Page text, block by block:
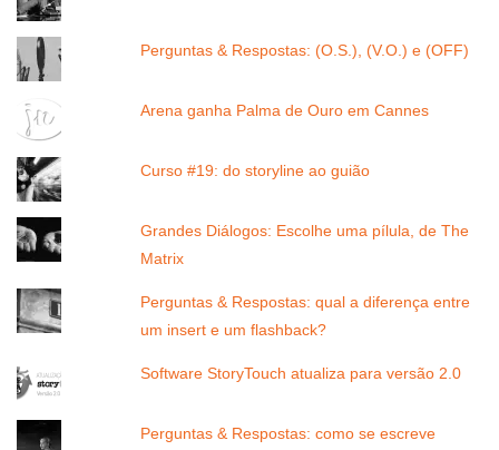
Perguntas & Respostas: (O.S.), (V.O.) e (OFF)
Arena ganha Palma de Ouro em Cannes
Curso #19: do storyline ao guião
Grandes Diálogos: Escolhe uma pílula, de The
Matrix
Perguntas & Respostas: qual a diferença entre
um insert e um flashback?
Software StoryTouch atualiza para versão 2.0
Perguntas & Respostas: como se escreve